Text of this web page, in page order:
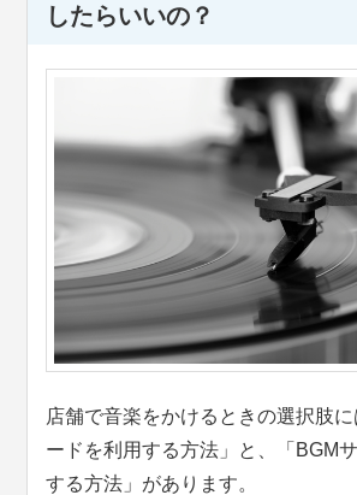
したらいいの？
店舗で音楽をかけるときの選択肢
ードを利用する方法」と、「BGM
する方法」があります。